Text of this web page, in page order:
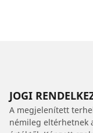
JOGI
A megjelenített
némileg eltérhetnek